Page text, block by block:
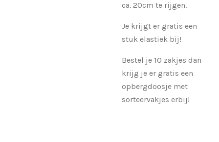
ca. 20cm te rijgen.
Je krijgt er gratis een
stuk elastiek bij!
Bestel je 10 zakjes dan
krijg je er gratis een
opbergdoosje met
sorteervakjes erbij!